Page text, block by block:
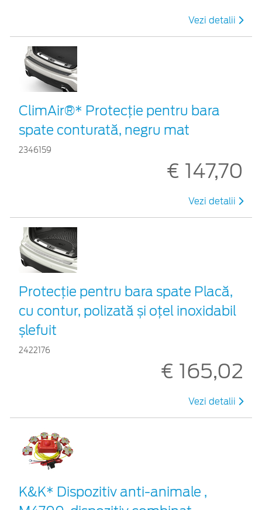
Vezi detalii
ClimAir®* Protecţie pentru bara
spate conturată, negru mat
2346159
€ 147,70
Vezi detalii
Protecţie pentru bara spate Placă,
cu contur, polizată și oțel inoxidabil
șlefuit
2422176
€ 165,02
Vezi detalii
K&K* Dispozitiv anti-animale ,